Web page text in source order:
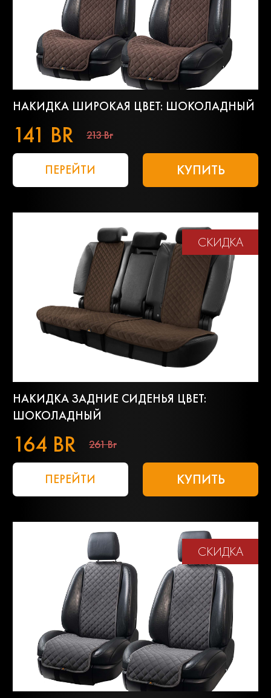
НАКИДКА ШИРОКАЯ ЦВЕТ: ШОКОЛАДНЫЙ
141 BR 213 Br
ПЕРЕЙТИ КУПИТЬ
СКИДКА
НАКИДКА ЗАДНИЕ СИДЕНЬЯ ЦВЕТ:
ШОКОЛАДНЫЙ
164 BR 261 Br
ПЕРЕЙТИ КУПИТЬ
СКИДКА